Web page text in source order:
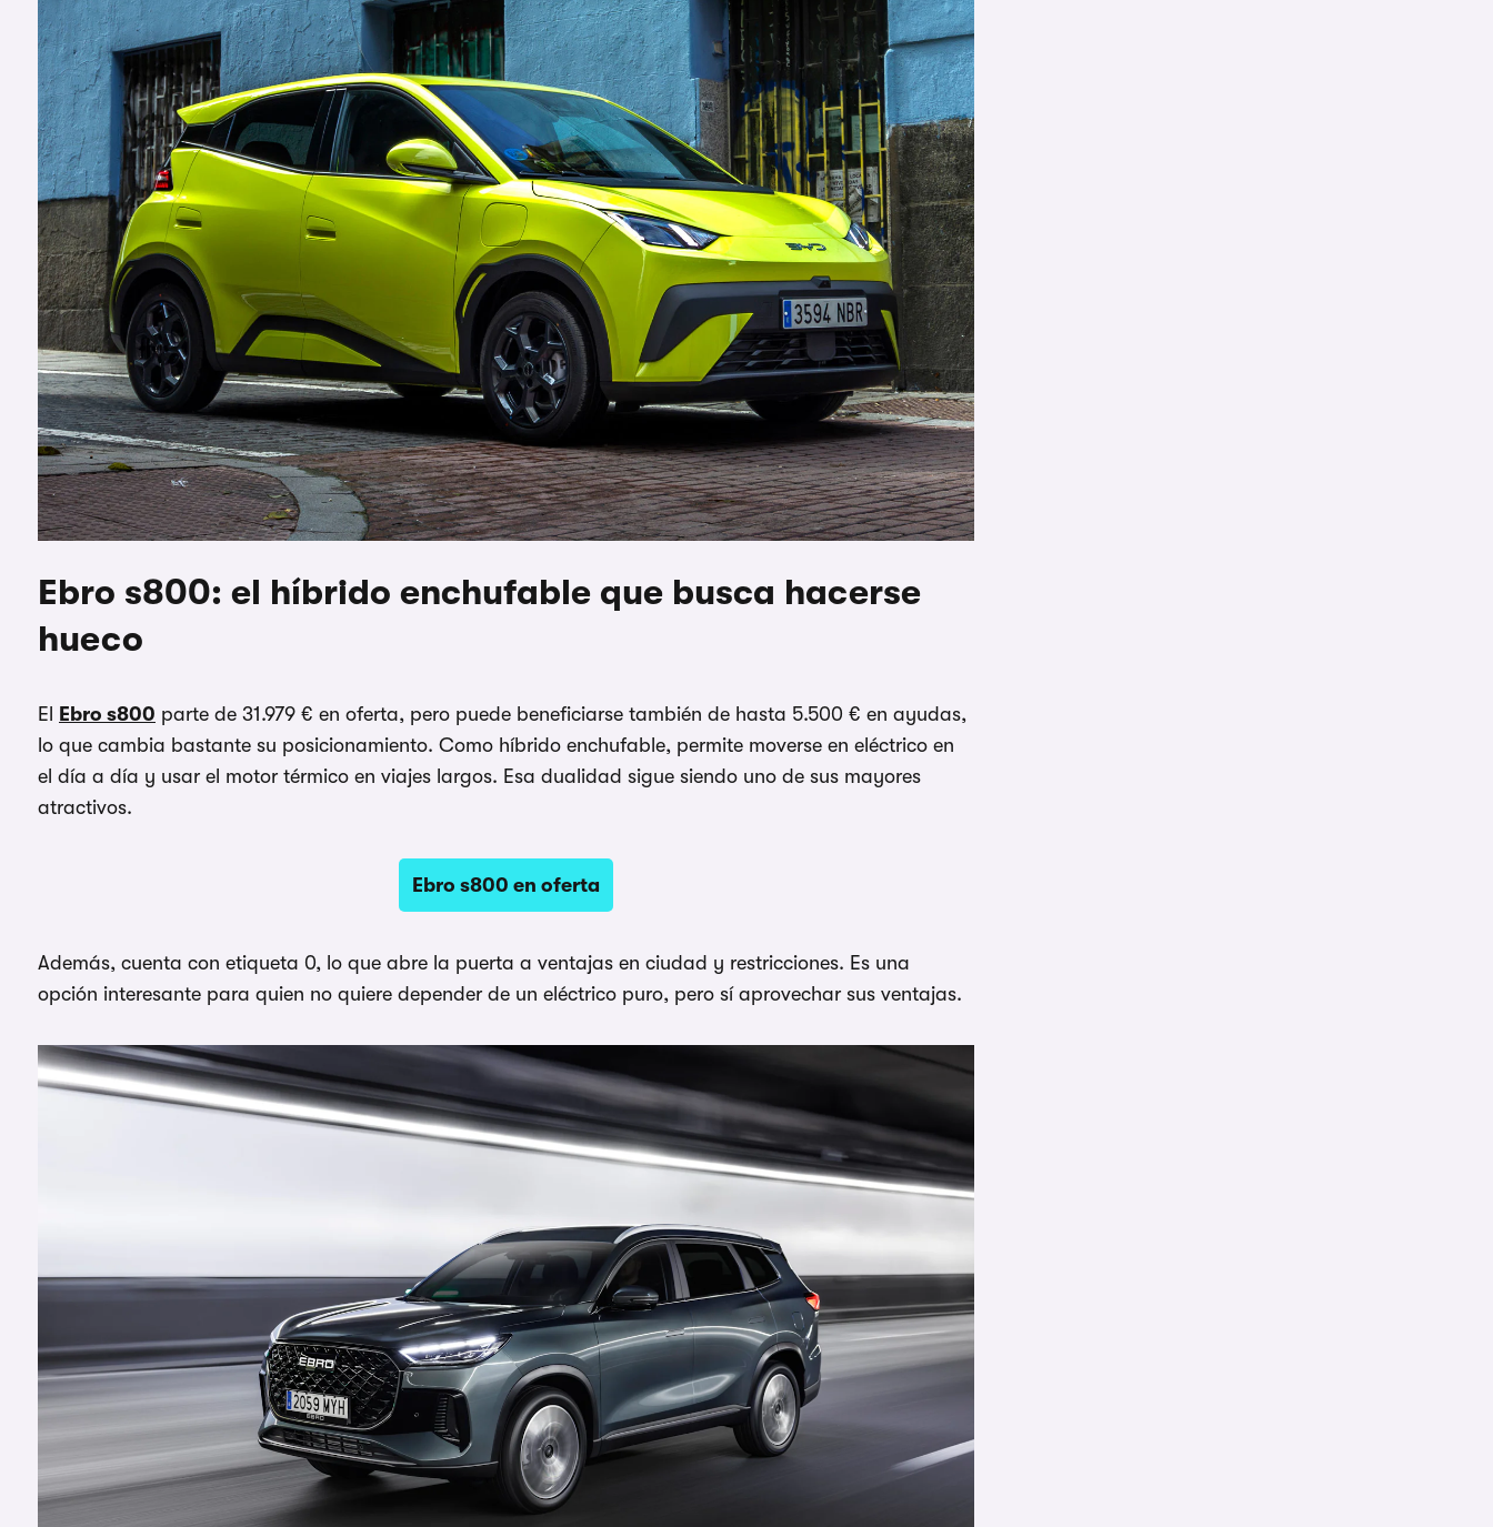
Ebro s800: el híbrido enchufable que busca hacerse
hueco
El Ebro s800 parte de 31.979 € en oferta, pero puede beneficiarse también de hasta 5.500 € en ayudas,
lo que cambia bastante su posicionamiento. Como híbrido enchufable, permite moverse en eléctrico en
el día a día y usar el motor térmico en viajes largos. Esa dualidad sigue siendo uno de sus mayores
atractivos.
Ebro s800 en oferta
Además, cuenta con etiqueta 0, lo que abre la puerta a ventajas en ciudad y restricciones. Es una
opción interesante para quien no quiere depender de un eléctrico puro, pero sí aprovechar sus ventajas.